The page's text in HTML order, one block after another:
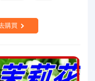
購買